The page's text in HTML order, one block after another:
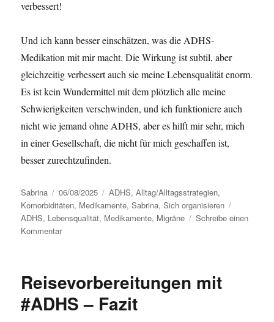
verbessert!
Und ich kann besser einschätzen, was die ADHS-
Medikation mit mir macht. Die Wirkung ist subtil, aber
gleichzeitig verbessert auch sie meine Lebensqualität enorm.
Es ist kein Wundermittel mit dem plötzlich alle meine
Schwierigkeiten verschwinden, und ich funktioniere auch
nicht wie jemand ohne ADHS, aber es hilft mir sehr, mich
in einer Gesellschaft, die nicht für mich geschaffen ist,
besser zurechtzufinden.
Autor
Sabrina
Veröffentlicht
am
06/08/2025 Kategorien
ADHS,Alltag/Alltagsstrategien,
Komorbiditäten, Medikamente,Sabrina,Sich organisieren
ADHS, Lebensqualität, Medikamente, Migräne
Schreibe einen
Kommentarzu
#ADHS-
Medikamente
Reisevorbereitungen mit
#ADHS – Fazit